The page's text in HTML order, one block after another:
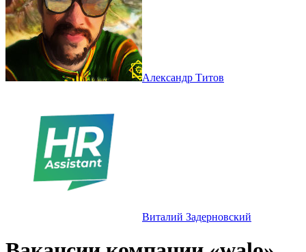
Александр Титов
Виталий Задерновский